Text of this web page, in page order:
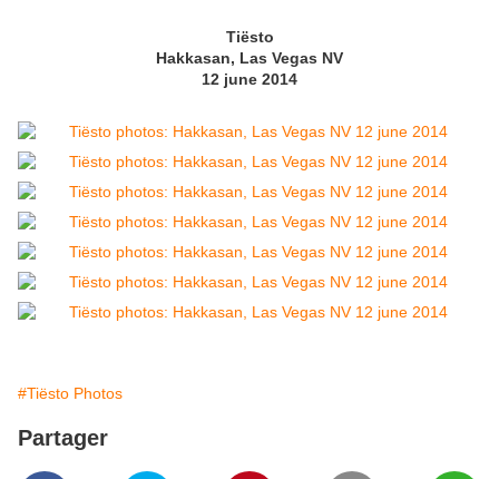
Tiësto
Hakkasan, Las Vegas NV
12 june 2014
#Tiësto Photos
Partager